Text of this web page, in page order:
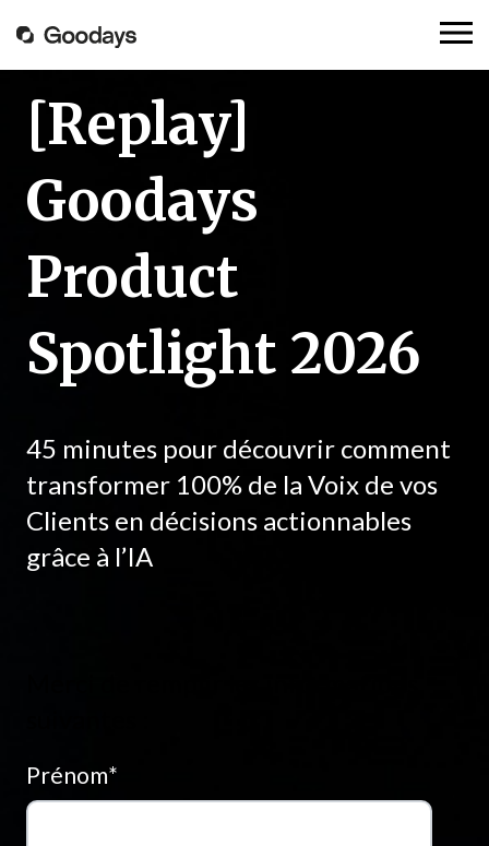
[Replay]
Goodays
Product
Spotlight 2026
45 minutes pour découvrir comment
transformer 100% de la Voix de vos
Clients en décisions actionnables
grâce à l’IA
Prénom*